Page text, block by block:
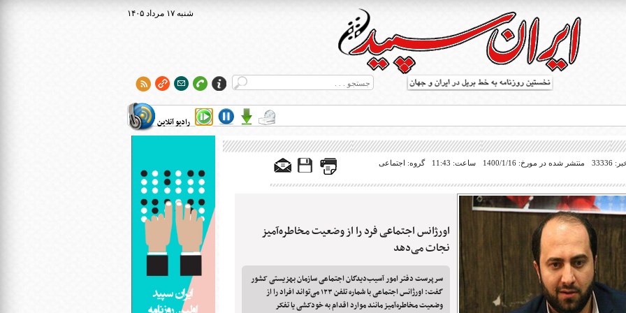
۱۴۰۵ شنبه ۱۷ مرداد
رادیو آنلاین
بریل در جهان
منتشر شده در مورخ: 1400/1/16 ساعت: 11:43 گروه: اجتماعی
اورژانس اجتماعی فرد را از وضعیت مخاطره‌آمیز
نجات می‌دهد
سرپرست دفتر امور آسیب‌دیدگان اجتماعی سازمان بهزیستی کشور
گفت: اورژانس اجتماعی با شماره تلفن ۱۲۳ می‌تواند افراد را از
وضعیت مخاطره‌آمیز مانند موارد اقدام به خودکشی یا تفکر